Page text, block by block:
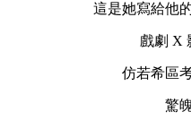
這是她寫給他
戲劇 X
仿若希區
驚